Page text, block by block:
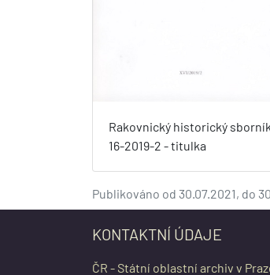
Rakovnický historický sborník
16-2019-2 - titulka
Publikováno od 30.07.2021, do
KONTAKTNÍ ÚDAJE
ČR - Státní oblastní archiv v